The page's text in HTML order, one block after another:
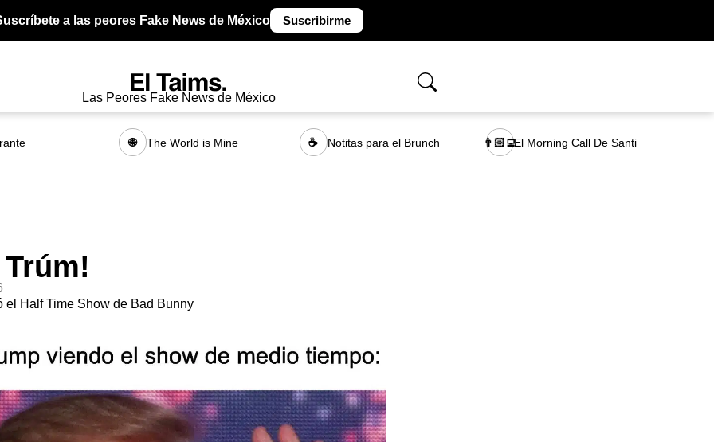
a las peores Fake News de México Suscribirme
Las Peores Fake News de México
🌐 The World is Mine ☕ Notitas para el Brunch 👨🏻‍💻El Morning Call De Santi
el Half Time Show de Bad Bunny